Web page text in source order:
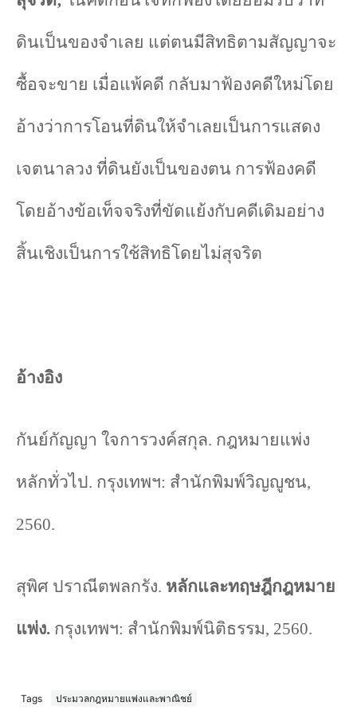
ดินเป็นของจำเลย แต่ตนมีสิทธิตามสัญญาจะ
ซื้อจะขาย เมื่อแพ้คดี กลับมาฟ้องคดีใหม่โดย
อ้างว่าการโอนที่ดินให้จำเลยเป็นการแสดง
เจตนาลวง ที่ดินยังเป็นของตน การฟ้องคดี
โดยอ้างข้อเท็จจริงที่ขัดแย้งกับคดีเดิมอย่าง
สิ้นเชิงเป็นการใช้สิทธิโดยไม่สุจริต
อ้างอิง
กันย์กัญญา ใจการวงค์สกุล. กฎหมายแพ่ง
หลักทั่วไป. กรุงเทพฯ: สำนักพิมพ์วิญญูชน,
2560.
สุพิศ ปราณีตพลกรัง. หลักและทฤษฎีกฎหมาย
แพ่ง. กรุงเทพฯ: สำนักพิมพ์นิติธรรม, 2560.
Tags ประมวลกฎหมายแพ่งและพาณิชย์